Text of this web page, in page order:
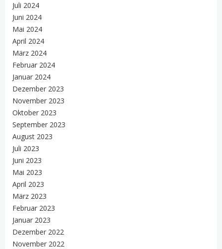
Juli 2024
Juni 2024
Mai 2024
April 2024
März 2024
Februar 2024
Januar 2024
Dezember 2023
November 2023
Oktober 2023
September 2023
August 2023
Juli 2023
Juni 2023
Mai 2023
April 2023
März 2023
Februar 2023
Januar 2023
Dezember 2022
November 2022